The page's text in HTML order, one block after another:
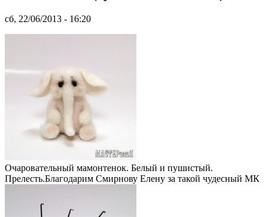
сб, 22/06/2013 - 16:20
Очаровательный мамонтенок. Белый и пушистый.
Прелесть.Благодарим Смирнову Елену за такой чудесный МК